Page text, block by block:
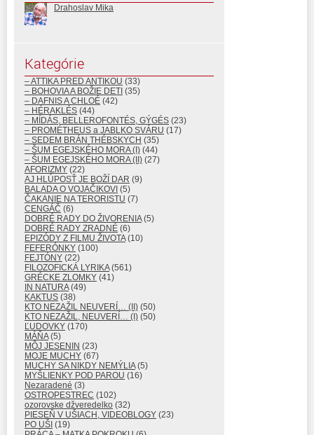
Drahoslav Mika
Kategórie
– ATTIKA PRED ANTIKOU (33)
– BOHOVIA A BOŽIE DETI (35)
– DAFNIS A CHLOÉ (42)
– HÉRAKLÉS (44)
– MÍDÁS, BELLEROFONTÉS, GÝGÉS (23)
– PROMÉTHEUS a JABLKO SVÁRU (17)
– SEDEM BRÁN THÉBSKYCH (35)
– ŠUM EGEJSKÉHO MORA (I) (44)
– ŠUM EGEJSKÉHO MORA (II) (27)
AFORIZMY (22)
AJ HLÚPOSŤ JE BOŽÍ DAR (9)
BALADA O VOJAČIKOVI (5)
ČAKANIE NA TERORISTU (7)
CENGÁČ (6)
DOBRÉ RADY DO ŽIVORENIA(5)
DOBRÉ RADY ZRADNÉ (6)
EPIZÓDY Z FILMU ŽIVOTA(10)
FEFERÓNKY (100)
FEJTÓNY (22)
FILOZOFICKÁ LYRIKA(561)
GRÉCKE ZLOMKY (41)
IN NATURA(49)
KAKTUS (38)
KTO NEZAŽIL NEUVERÍ… (II) (50)
KTO NEZAŽIL, NEUVERÍ… (I) (50)
ĽUDOVKY (170)
MÁŇA(5)
MÔJ JESENIN (23)
MOJE MUCHY (67)
MUCHY SA NIKDY NEMÝLIA(5)
MYŠLIENKY POD PAROU (16)
Nezaradené (3)
OSTROPESTREC (102)
ozorovske džveredelko (32)
PIESEŇ V UŠIACH, VIDEOBLOGY (23)
PO UŠI (19)